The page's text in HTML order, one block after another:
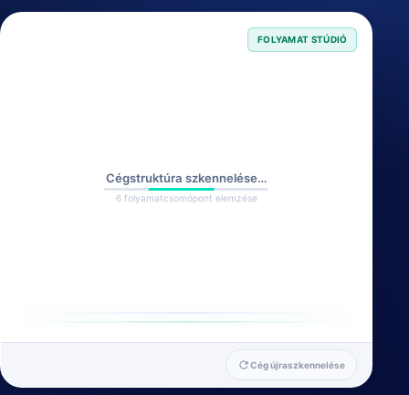
FOLYAMAT STÚDIÓ
Cégstruktúra szkennelése…
6 folyamatcsomópont elemzése
refreshCég újraszkennelése